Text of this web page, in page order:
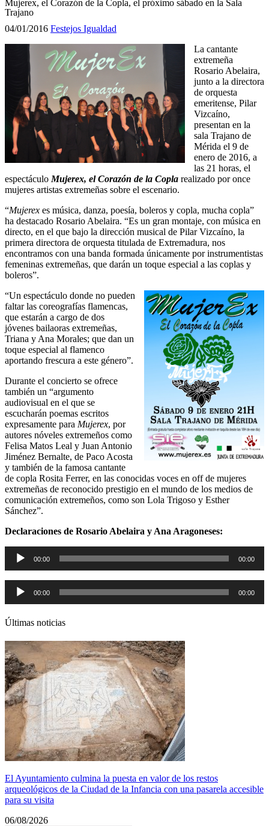
Mujerex, el Corazón de la Copla, el próximo sábado en la Sala
Trajano
04/01/2016 Festejos Igualdad
La cantante
extremeña
Rosario Abelaira,
junto a la directora
de orquesta
emeritense, Pilar
Vizcaíno,
presentan en la
sala Trajano de
Mérida el 9 de
enero de 2016, a
las 21 horas, el
espectáculoMujerex, el Corazón de la Copla realizado por once
mujeres artistas extremeñas sobre el escenario.
“Mujerex es música, danza, poesía, boleros y copla, mucha copla”
ha destacado Rosario Abelaira. “Es un gran montaje, con música en
directo, en el que bajo la dirección musical de Pilar Vizcaíno, la
primera directora de orquesta titulada de Extremadura, nos
encontramos con una banda formada únicamente por instrumentistas
femeninas extremeñas, que darán un toque especial a las coplas y
boleros”.
“Un espectáculo donde no pueden
faltar las coreografías flamencas,
que estarán a cargo de dos
jóvenes bailaoras extremeñas,
Triana y Ana Morales; que dan un
toque especial al flamenco
aportando frescura a este género”.
Durante el concierto se ofrece
también un “argumento
audiovisual en el que se
escucharán poemas escritos
expresamente para Mujerex, por
autores nóveles extremeños como
Felisa Matos Leal y Juan Antonio
Jiménez Bernalte, de Paco Acosta
y también de la famosa cantante
de copla Rosita Ferrer, en las conocidas voces en off de mujeres
extremeñas de reconocido prestigio en el mundo de los medios de
comunicación extremeños, como son Lola Trigoso y Esther
Sánchez”.
Declaraciones de Rosario Abelaira y Ana Aragoneses:
Reproductor
audio
00:00 00:00
Reproductor
audio
00:00 00:00
Últimas noticias
El Ayuntamiento culmina la puesta en valor de los restos
arqueológicos de la Ciudad de la Infancia con una pasarela accesible
para su visita
06/08/2026